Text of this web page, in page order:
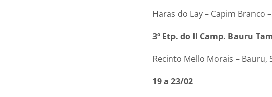
Haras do Lay – Capim Branco
3º Etp. do II Camp. Bauru
Recinto Mello Morais – Bauru,
19 a 23/02